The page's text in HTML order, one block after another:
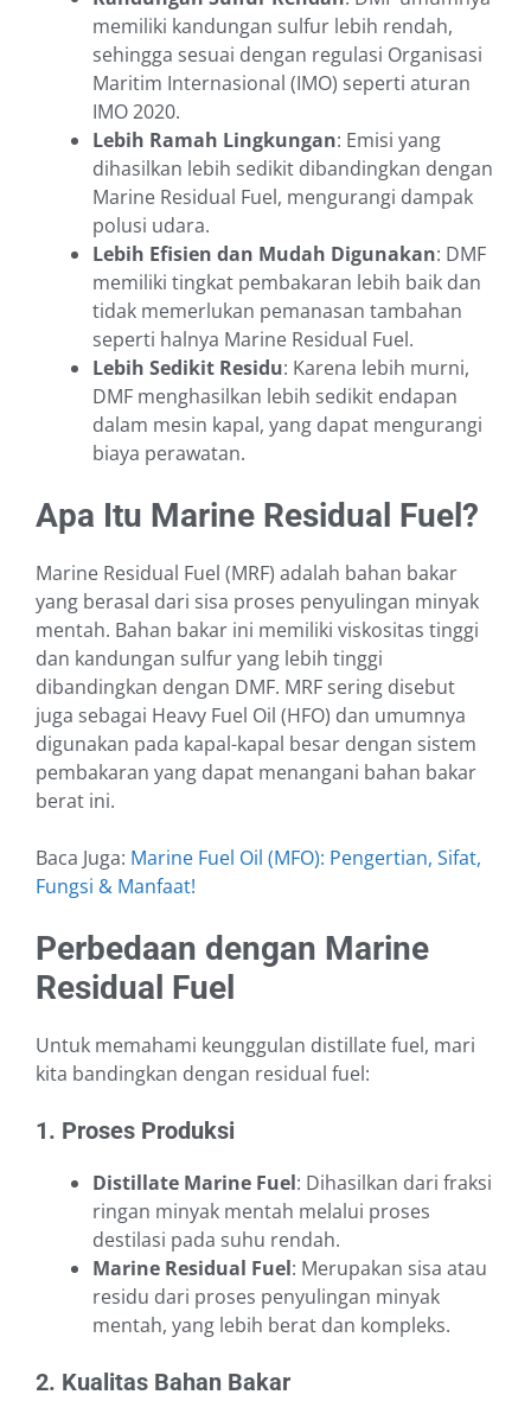
memiliki kandungan sulfur lebih rendah,
sehingga sesuai dengan regulasi Organisasi
Maritim Internasional (IMO) seperti aturan
IMO 2020.
Lebih Ramah Lingkungan: Emisi yang
dihasilkan lebih sedikit dibandingkan dengan
Marine Residual Fuel, mengurangi dampak
polusi udara.
Lebih Efisien dan Mudah Digunakan: DMF
memiliki tingkat pembakaran lebih baik dan
tidak memerlukan pemanasan tambahan
seperti halnya Marine Residual Fuel.
Lebih Sedikit Residu: Karena lebih murni,
DMF menghasilkan lebih sedikit endapan
dalam mesin kapal, yang dapat mengurangi
biaya perawatan.
Apa Itu Marine Residual Fuel?
Marine Residual Fuel (MRF) adalah bahan bakar
yang berasal dari sisa proses penyulingan minyak
mentah. Bahan bakar ini memiliki viskositas tinggi
dan kandungan sulfur yang lebih tinggi
dibandingkan dengan DMF. MRF sering disebut
juga sebagai Heavy Fuel Oil (HFO) dan umumnya
digunakan pada kapal-kapal besar dengan sistem
pembakaran yang dapat menangani bahan bakar
berat ini.
Baca Juga: Marine Fuel Oil (MFO): Pengertian, Sifat,
Fungsi & Manfaat!
Perbedaan dengan Marine
Residual Fuel
Untuk memahami keunggulan distillate fuel, mari
kita bandingkan dengan residual fuel:
1. Proses Produksi
Distillate Marine Fuel: Dihasilkan dari fraksi
ringan minyak mentah melalui proses
destilasi pada suhu rendah.
Marine Residual Fuel: Merupakan sisa atau
residu dari proses penyulingan minyak
mentah, yang lebih berat dan kompleks.
2. Kualitas Bahan Bakar